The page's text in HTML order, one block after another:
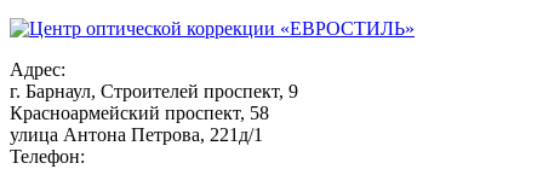
Адрес:
г. Барнаул, Строителей проспект, 9
Красноармейский проспект, 58
улица Антона Петрова, 221д/1
Телефон: